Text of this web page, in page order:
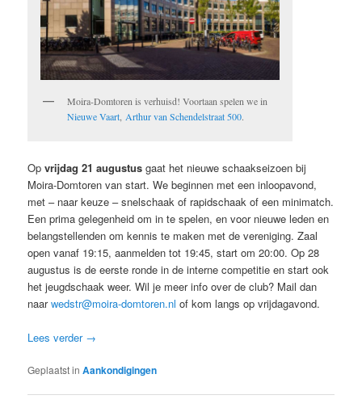
Moira-Domtoren is verhuisd! Voortaan spelen we in
Nieuwe Vaart,Arthur van Schendelstraat 500.
Opvrijdag 21 augustus gaat het nieuwe schaakseizoen bij
Moira-Domtoren van start. We beginnen met een inloopavond,
met – naar keuze – snelschaak of rapidschaak of een minimatch.
Een prima gelegenheid om in te spelen, en voor nieuwe leden en
belangstellenden om kennis te maken met de vereniging. Zaal
open vanaf 19:15, aanmelden tot 19:45, start om 20:00. Op 28
augustus is de eerste ronde in de interne competitie en start ook
het jeugdschaak weer. Wil je meer info over de club? Mail dan
naarwedstr@moira-domtoren.nl of kom langs op vrijdagavond.
Lees verder →
Geplaatst in Aankondigingen